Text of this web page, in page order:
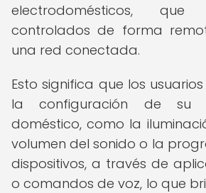
electrodomésticos,
controlados de forma
una red conectada.
Esto significa que los
la configuración de su
doméstico, como la
volumen del sonido o la
dispositivos, a través de
o comandos de voz, lo que